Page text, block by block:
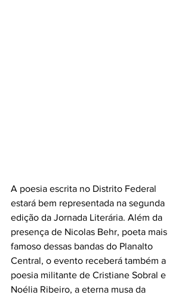
A poesia escrita no Distrito Federal
estará bem representada na segunda
edição da Jornada Literária. Além da
presença de Nicolas Behr, poeta mais
famoso dessas bandas do Planalto
Central, o evento receberá também a
poesia militante de Cristiane Sobral e
Noélia Ribeiro, a eterna musa da